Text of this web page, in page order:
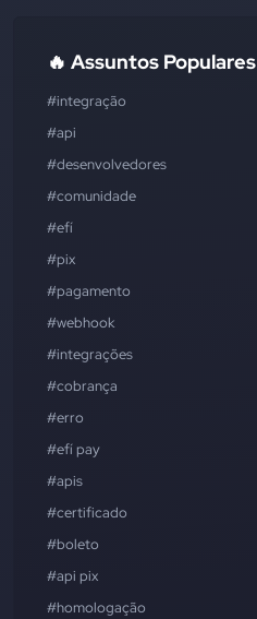
🔥 Assuntos Populares
#integração
#api
#desenvolvedores
#comunidade
#efí
#pix
#pagamento
#webhook
#integrações
#cobrança
#erro
#efí pay
#apis
#certificado
#boleto
#api pix
#homologação